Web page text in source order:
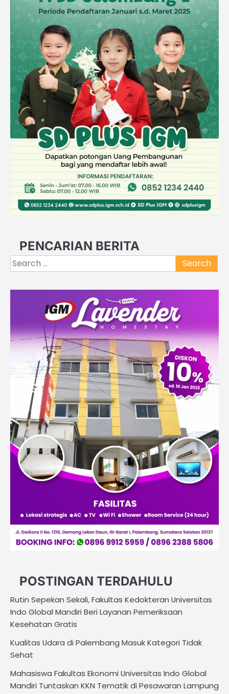
PENCARIAN BERITA
Search
for:
POSTINGAN TERDAHULU
Rutin Sepekan Sekali, Fakultas Kedokteran Universitas
Indo Global Mandiri Beri Layanan Pemeriksaan
Kesehatan Gratis
Kualitas Udara di Palembang Masuk Kategori Tidak
Sehat
Mahasiswa Fakultas Ekonomi Universitas Indo Global
Mandiri Tuntaskan KKN Tematik di Pesawaran Lampung